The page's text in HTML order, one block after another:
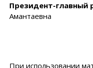
Президент-главный
Амантаевна
При использовании